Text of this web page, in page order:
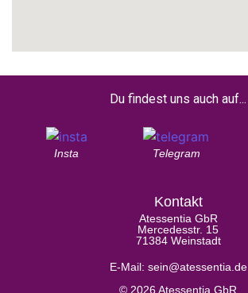
Du findest uns auch auf...
Insta Telegram
Kontakt
Atessentia GbR
Mercedesstr. 15
71384 Weinstadt
E-Mail: sein@atessentia.de
© 2026 Atessentia GbR